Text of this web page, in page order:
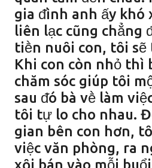
gia ᵭình anh ấy khó
liên lạc cũng chẳng
tiḕn nuȏi con, tȏi sẽ
Khi con còn nhỏ thì
chăm sóc giúp tȏi
sau ᵭó bà vḕ làm
tȏi tự lo cho nhau.
gian bên con hơn,
việc văn phòng, ra
xȏi bán vào mỗi